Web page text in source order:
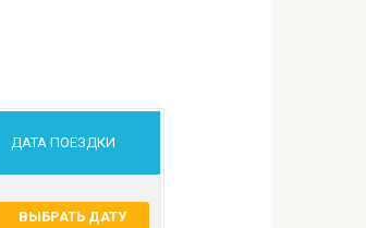
ДАТА ПОЕЗДКИ
ВЫБРАТЬ ДАТУ